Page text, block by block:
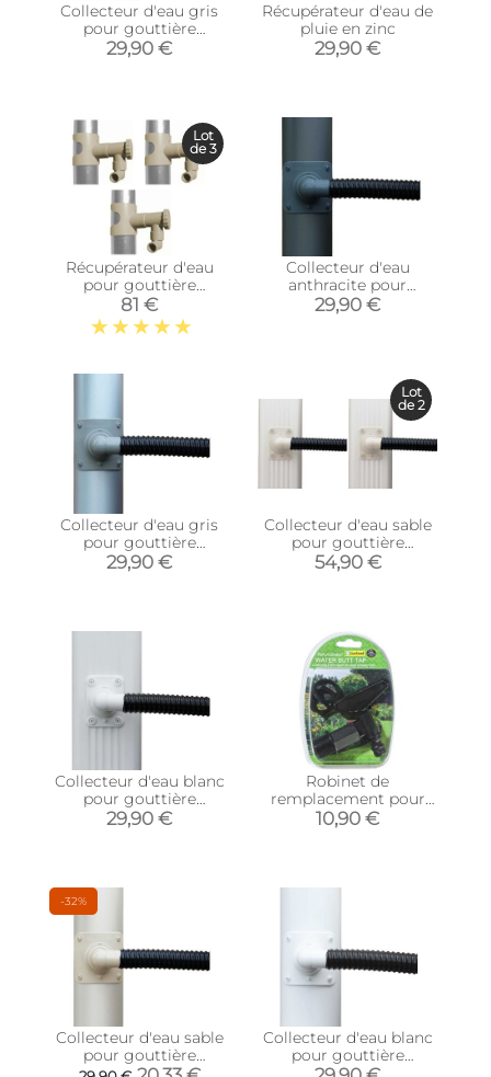
Collecteur d'eau gris
pour gouttière
rectangulaire (Pour
descente rectangulaire
29,90 €
Récupérateur d'eau de
pluie en zinc
29,90 €
Récupérateur d'eau
pour gouttière
circulaire (Lot de 3)
(Sable)
81 €
Lot
de 3
Collecteur d'eau
anthracite pour
gouttière circulaire
(Pour descente
29,90 €
Collecteur d'eau gris
pour gouttière
circulaire (Pour
descente circulaire 80
29,90 €
Collecteur d'eau sable
pour gouttière
rectangulaire (Lot de 2)
(Pour descente
54,90 €
Lot
de 2
Collecteur d'eau blanc
pour gouttière
rectangulaire (Pour
descente rectangulaire
29,90 €
Robinet de
remplacement pour
récupérateur d'eau de
pluie
10,90 €
-32%
Collecteur d'eau sable
pour gouttière
circulaire (Pour
Collecteur d'eau blanc
pour gouttière
circulaire (Pour